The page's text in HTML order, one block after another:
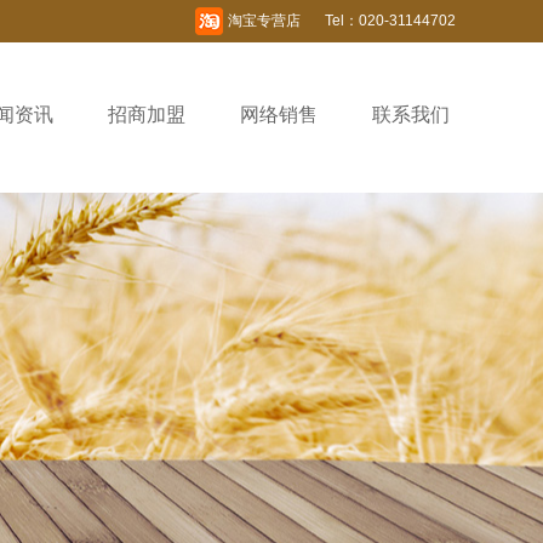
淘宝专营店 Tel：020-31144702
资讯 招商加盟 网络销售 联系我们